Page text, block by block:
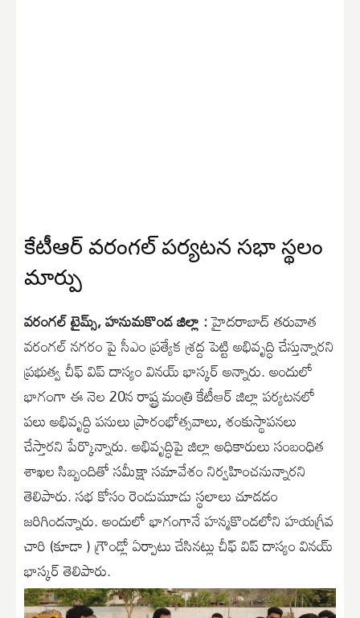
కేటీఆర్ వరంగల్ పర్యటన సభా స్థలం
మార్పు
వరంగల్ టైమ్స్, హనుమకొండ జిల్లా :హైదరాబాద్ తరువాత
వరంగల్ నగరం పై సీఎం ప్రత్యేక శ్రద్ద పెట్టి అభివృద్ధి చేస్తున్నారని
ప్రభుత్వ చీఫ్ విప్ దాస్యం వినయ్ భాస్కర్ అన్నారు. అందులో
భాగంగా ఈ నెల 20న రాష్ట్ర మంత్రి కేటీఆర్ జిల్లా పర్యటనలో
పలు అభివృద్ధి పనులు ప్రారంభోత్సవాలు, శంకుస్థాపనలు
చేస్తారని పేర్కొన్నారు. అభివృద్ధిపై జిల్లా అధికారులు సంబంధిత
శాఖల సిబ్బందితో సమీక్షా సమావేశం నిర్వహించనున్నారని
తెలిపారు. సభ కోసం రెండుమూడు స్థలాలు చూడడం
జరిగిందన్నారు. అందులో భాగంగానే హన్మకొండలోని హయగ్రీవ
చారి (కూడా ) గ్రౌండ్లో ఏర్పాటు చేసినట్లు చీఫ్ విప్ దాస్యం వినయ్
భాస్కర్ తెలిపారు.